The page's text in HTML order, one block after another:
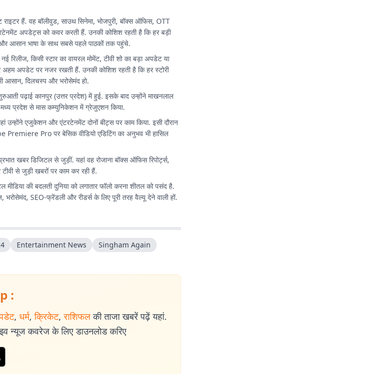
हैं. वह बॉलीवुड, साउथ सिनेमा, भोजपुरी, बॉक्स ऑफिस, OTT
अपडेट्स को कवर करती हैं. उनकी कोशिश रहती है कि हर बड़ी
आसान भाषा के साथ सबसे पहले पाठकों तक पहुंचे.
किसी स्टार का वायरल मोमेंट, टीवी शो का बड़ा अपडेट या
अपडेट पर नजर रखती हैं. उनकी कोशिश रहती है कि हर स्टोरी
आसान, दिलचस्प और भरोसेमंद हो.
पढ़ाई कानपुर (उत्तर प्रदेश) में हुई. इसके बाद उन्होंने माखनलाल
मध्य प्रदेश से मास कम्युनिकेशन में ग्रेजुएशन किया.
एजुकेशन और एंटरटेनमेंट दोनों बीट्स पर काम किया. इसी दौरान
Pro पर बेसिक वीडियो एडिटिंग का अनुभव भी हासिल
खबर डिजिटल से जुड़ीं. यहां वह रोजाना बॉक्स ऑफिस रिपोर्ट्स,
से जुड़ी खबरों पर काम कर रही हैं.
की बदलती दुनिया को लगातार फॉलो करना शीतल को पसंद है.
SEO-फ्रेंडली और रीडर्स के लिए पूरी तरह वैल्यू देने वाली हों.
Entertainment News
Singham Again
:
, धर्म, क्रिकेट, राशिफल की ताजा खबरें पढ़ें यहां.
न्यूज कवरेज के लिए डाउनलोड करिए